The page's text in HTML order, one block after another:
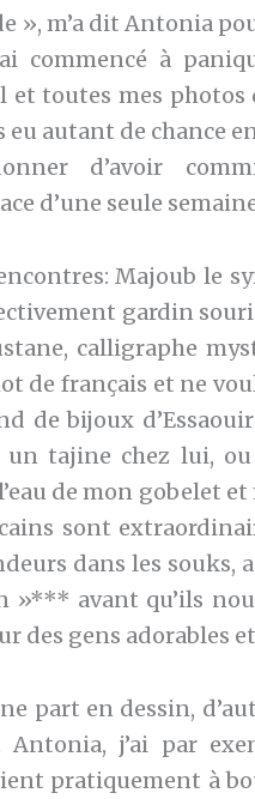
», m’a dit Antonia
commencé à
toutes mes photos
eu autant de chance
d’avoir
d’une seule
Majoub le
gardin
calligraphe
de français et ne
de bijoux
tajine chez lui,
de mon gobelet et
sont
dans les
»*** avant qu’ils
des gens adorables
part en dessin,
j’ai par
pratiquement à